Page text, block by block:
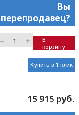
Вы
перепродавец?
– +
В
корзину
Купить в 1 клик
15 915 руб.